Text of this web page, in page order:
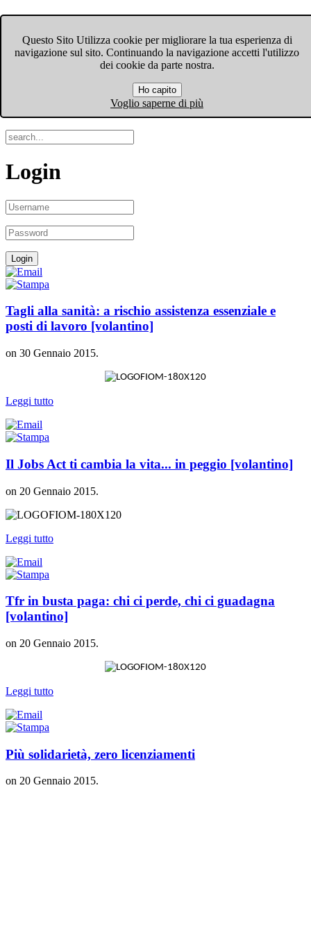
Questo Sito Utilizza cookie per migliorare la tua esperienza di
navigazione sul sito. Continuando la navigazione accetti l'utilizzo
dei cookie da parte nostra.
Ho capito
Voglio saperne di più
Menu
Login
Tagli alla sanità: a rischio assistenza essenziale e
posti di lavoro [volantino]
on 30 Gennaio 2015.
Leggi tutto
Il Jobs Act ti cambia la vita... in peggio [volantino]
on 20 Gennaio 2015.
Leggi tutto
Tfr in busta paga: chi ci perde, chi ci guadagna
[volantino]
on 20 Gennaio 2015.
Leggi tutto
Più solidarietà, zero licenziamenti
on 20 Gennaio 2015.